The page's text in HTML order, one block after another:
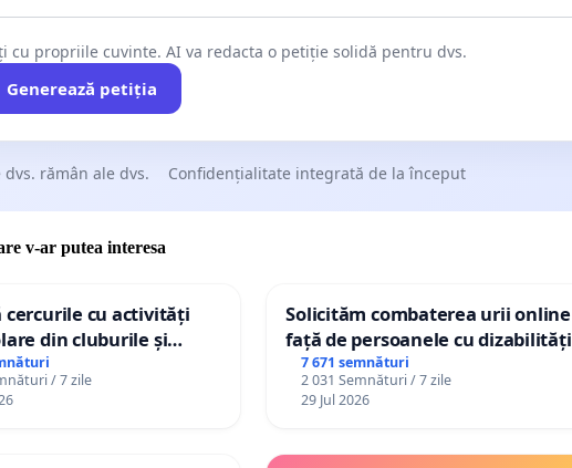
cu propriile cuvinte. AI va redacta o petiție solidă pentru dvs.
Generează petiția
dvs. rămân ale dvs. Confidențialitate integrată de la început
v-ar putea interesa
cercurile cu activități
din cluburile și
/ 7 zile
Solicităm combaterea urii online
față de persoanele cu dizabilități
7 671 semnături
2 031 Semnături / 7 zile
29 Jul 2026